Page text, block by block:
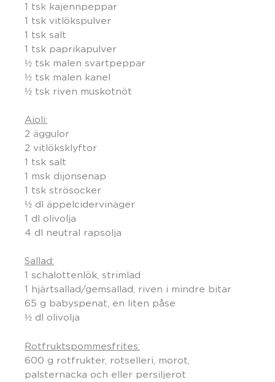
1 tsk kajennpeppar
1 tsk vitlökspulver
1 tsk salt
1 tsk paprikapulver
½ tsk malen svartpeppar
½ tsk malen kanel
½ tsk riven muskotnöt
Aioli:
2 äggulor
2 vitlöksklyftor
1 tsk salt
1 msk dijonsenap
1 tsk strösocker
½ dl äppelcidervinäger
1 dl olivolja
4 dl neutral rapsolja
Sallad:
1 schalottenlök, strimlad
1 hjärtsallad/gemsallad, riven i mindre bitar
65 g babyspenat, en liten påse
½ dl olivolja
Rotfruktspommesfrites:
600 g rotfrukter, rotselleri, morot,
palsternacka och eller persiljerot